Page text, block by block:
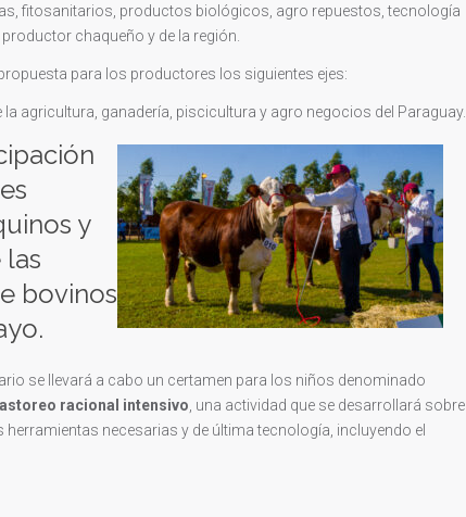
fitosanitarios, productos biológicos, agro repuestos, tecnología
chaqueño y de la región.
para los productores los siguientes ejes:
agricultura, ganadería, piscicultura y agro negocios del Paraguay.
y
las
bovinos
se llevará a cabo un certamen para los niños denominado
racional intensivo , una actividad que se desarrollará sobre
necesarias y de última tecnología, incluyendo el